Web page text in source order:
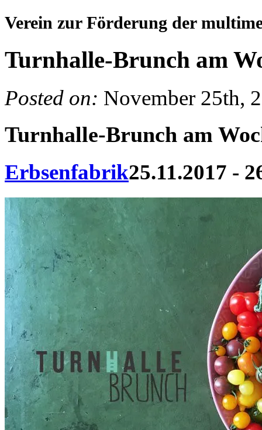
Verein zur Förderung der
Turnhalle-Brunch am
Posted on: November 25th,
Turnhalle-Brunch am
Erbsenfabrik25.11.2017 -